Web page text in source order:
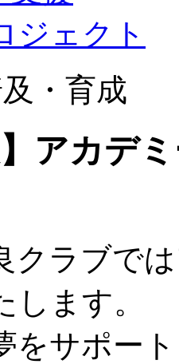
ジェクト
・育成
】アカデ
クラブで
します。
をサポー